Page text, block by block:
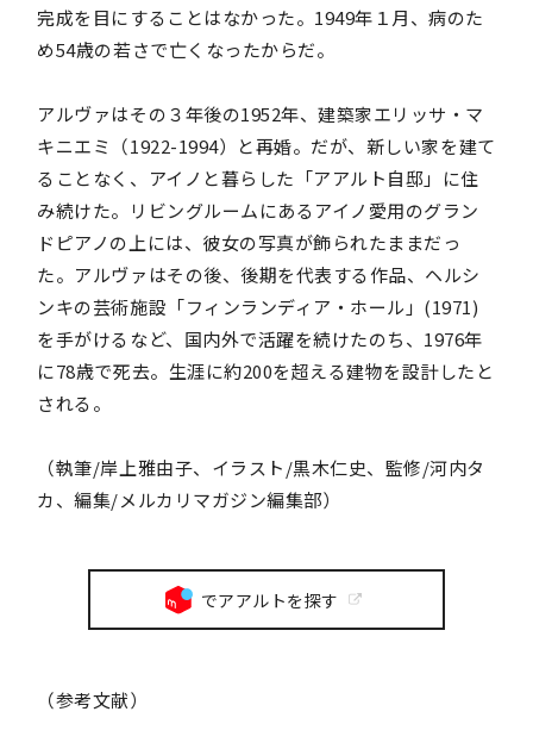
完成を目にすることはなかった。1949年１月、病のた
め54歳の若さで亡くなったからだ。
アルヴァはその３年後の1952年、建築家エリッサ・マ
キニエミ（1922-1994）と再婚。だが、新しい家を建て
ることなく、アイノと暮らした「アアルト自邸」に住
み続けた。リビングルームにあるアイノ愛用のグラン
ドピアノの上には、彼女の写真が飾られたままだっ
た。アルヴァはその後、後期を代表する作品、ヘルシ
ンキの芸術施設「フィンランディア・ホール」(1971)
を手がけるなど、国内外で活躍を続けたのち、1976年
に78歳で死去。生涯に約200を超える建物を設計したと
される。
（執筆/岸上雅由子、イラスト/黒木仁史、監修/河内タ
カ、編集/メルカリマガジン編集部）
でアアルトを探す
（参考文献）